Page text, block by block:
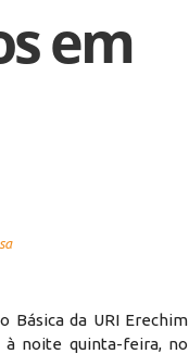
em
Básica da URI Erechim
à noite quinta-feira, no